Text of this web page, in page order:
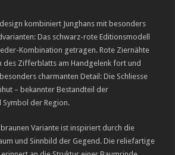
kombiniert Junghans mit besonders
Das schwarz-rote Editionsmodell
Kombination getragen. Rote Ziernähte
des Zifferblatts am Handgelenk fort und
charmanten Detail: Die Schliesse
– bekannter Bestandteil der
der Region.
Variante ist inspiriert durch die
und Sinnbild der Gegend. Die reliefartige